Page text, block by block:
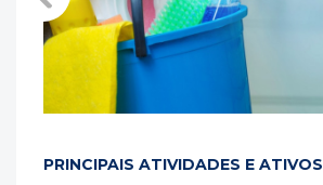
PRINCIPAIS ATIVIDADES E ATIVOS